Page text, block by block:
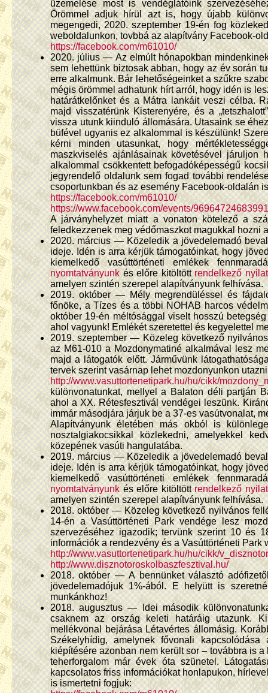
üzemelése most is vendéglátóink
Örömmel adjuk hírül azt is, hogy újabb
megengedi, 2020. szeptember 19-én fog
weboldalunkon, tovbbá az alapítvány Facebook-
https://facebook.com/m61010/
2020. július — Az elmúlt hónapokban
sem lehettünk biztosak abban, hogy az év során
erre alkalmunk. Bár lehetőségeinket a szűkre
mégis örömmel adhatunk hírt arról, hogy idén is
határátkelőnket és a Mátra lankáit veszi célba.
majd visszatérünk Kisterenyére, és a
vissza utunk kiinduló állomására. Utasaink se
büfével ugyanis ez alkalommal is készülünk!
kérni minden utasunkat, hogy
maszkviselés ajánlásainak követésével
alkalommal csökkentett befogadóképességű
jegyrendelő oldalunk sem fogad további
csoportunkban és az esemény Facebook-oldalán
https://facebook.com/m61010/
https://www.facebook.com/events/
A járványhelyzet miatt a vonaton kötelező a
feledkezzenek meg védőmaszkot magukkal hozni
2020. március — Közeledik a jövedelemadó
ideje. Idén is arra kérjük támogatóinkat, hogy
kiemelkedő vasúttörténeti emlékek
nyomtatványunkés előre kitöltöttrendelkező
amelyen szintén szerepel alapítványunk felhívása.
2019. október — Mély megrendüléssel és
főnöke, a Tízes és a többi NOHAB harcos
október 19-én méltósággal viselt hosszú
ahol vagyunk! Emlékét szeretettel és kegyelettel
2019. szeptember — Közeleg következő
az M61-010 a Mozdonymatiné alkalmával lesz
majd a látogatók előtt. Járművünk
tervek szerint vasárnap lehet mozdonyunkon
http://www.vasuttortenetipark.hu/hu/cikk/
különvonatunkat, mellyel a Balaton déli partján
ahol a XX. Rétesfesztivál vendégei leszünk.
immár másodjára járjuk be a 37-es vasútvonalat,
Alapítványunk életében más okból is
nosztalgiakocsikkal közlekedni, amelyekkel
közepének vasúti hangulatába.
2019. március — Közeledik a jövedelemadó
ideje. Idén is arra kérjük támogatóinkat, hogy
kiemelkedő vasúttörténeti emlékek
nyomtatványunkés előre kitöltöttrendelkező
amelyen szintén szerepel alapítványunk felhívása.
2018. október — Közeleg következő nyilvános
14-én a Vasúttörténeti Park vendége lesz
szervezéséhez igazodik; tervünk szerint 10 és
információk a rendezvény és a Vasúttörténeti Park
http://www.vasuttortenetipark.hu/hu/cikk/
http://www.disznotoroskolbaszfesztival.hu/
2018. október — A bennünket választó
jövedelemadójuk 1%-ából. E helyütt is
munkánkhoz!
2018. augusztus — Idei második
csaknem az ország keleti határáig utazunk.
mellékvonal bejárása Létavértes állomásig.
Székelyhídig, amelynek fővonali
kiépítésére azonban nem került sor – továbbra is
teherforgalom már évek óta szünetel.
kapcsolatos friss információkat honlapukon,
is ismertetni fogjuk: